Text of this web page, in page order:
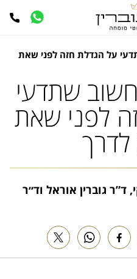
על הגדלת חזה לפני שאת
שתדעי
לפני שאת
לדרך
ד”ר גוברין אוראל וד״ר